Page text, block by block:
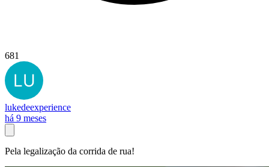
681
lukedeexperience
há 9 meses
Pela legalização da corrida de rua!